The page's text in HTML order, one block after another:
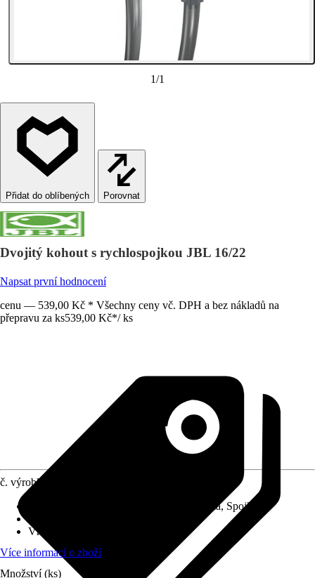
1/1
Porovnat
Dvojitý kohout s rychlospojkou JBL 16/22
Napsat první hodnocení
cenu — 539,00 Kč * Všechny ceny vč. DPH a bez nákladů na
přepravu za ks539,00 Kč*/ ks
č. výrobku
Přípojka, Kohoutek, Spojka, Spojka
Vhodné pro
Více informací o zboží
Množství (ks)